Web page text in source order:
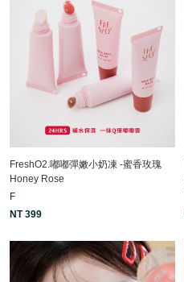
FreshO2.嘟嘟彈嫩小奶凍 -蜜香玫瑰
Honey Rose
F
NT 399